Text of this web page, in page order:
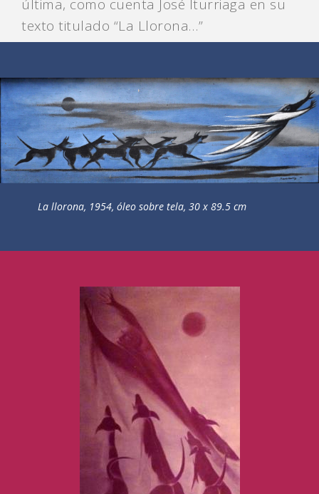
última, como cuenta José Iturriaga en su
texto titulado “La Llorona…”
La llorona, 1954, óleo sobre tela, 30 x 89.5 cm